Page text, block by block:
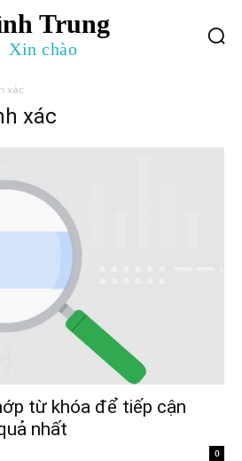
Trung
Xin chào
xác
xác
từ khóa để tiếp cận
nhất
0